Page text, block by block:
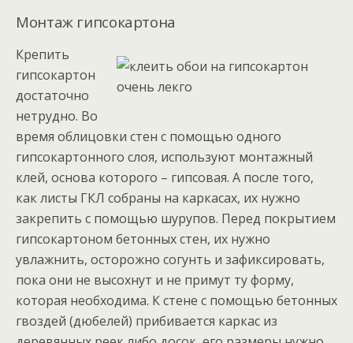
Монтаж гипсокартона
Крепить
гипсокартон
достаточно
нетрудно. Во
время облицовки стен с помощью одного
гипсокартонного слоя, используют монтажный
клей, основа которого – гипсовая. А после того,
как листы ГКЛ собраны на каркасах, их нужно
закрепить с помощью шурупов. Перед покрытием
гипсокартоном бетонных стен, их нужно
увлажнить, осторожно согунть и зафиксировать,
пока они не высохнут и не примут ту форму,
которая необходима. К стене с помощью бетонных
гвоздей (дюбелей) прибивается каркас из